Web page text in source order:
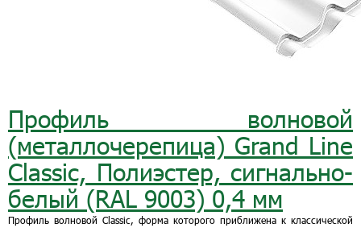
Профиль волновой
(металлочерепица) Grand Line
Classic, Полиэстер, сигнально-
белый (RAL 9003) 0,4 мм
Профиль волновой Classic, форма которого приближена к классической